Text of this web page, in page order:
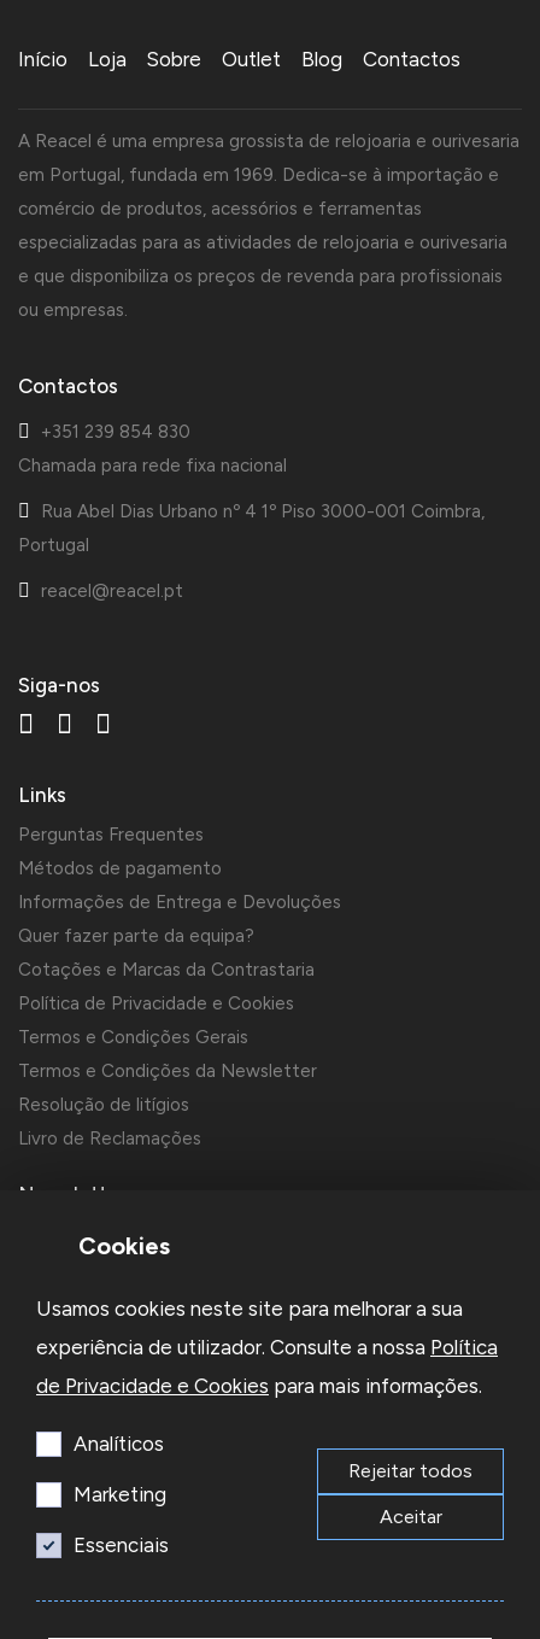
Início Loja Sobre Outlet Blog Contactos
A Reacel é uma empresa grossista de relojoaria e ourivesaria
em Portugal, fundada em 1969. Dedica-se à importação e
comércio de produtos, acessórios e ferramentas
especializadas para as atividades de relojoaria e ourivesaria
e que disponibiliza os preços de revenda para profissionais
ou empresas.
Contactos
+351 239 854 830
Chamada para rede fixa nacional
Rua Abel Dias Urbano nº 4 1º Piso 3000-001 Coimbra,
Portugal
reacel@reacel.pt
Siga-nos
Links
Perguntas Frequentes
Métodos de pagamento
Informações de Entrega e Devoluções
Quer fazer parte da equipa?
Cotações e Marcas da Contrastaria
Política de Privacidade e Cookies
Termos e Condições Gerais
Termos e Condições da Newsletter
Resolução de litígios
Livro de Reclamações
Newsletter
Li e aceito aPolítica de Privacidadee os Termos e Condições
Subscrever
© 2026 Reacel Todos os direitos reservados.
Cookies
Usamos cookies neste site para melhorar a sua
experiência de utilizador. Consulte a nossa Política
de Privacidade e Cookies para mais informações.
Analíticos
Marketing
Essenciais
Rejeitar todos
Aceitar